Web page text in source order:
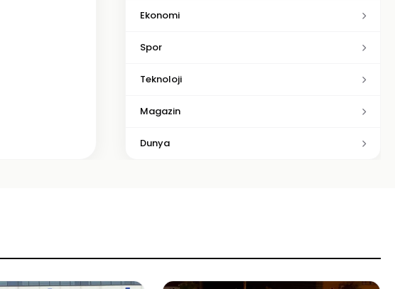
Ekonomi
Spor
Teknoloji
Magazin
Dunya